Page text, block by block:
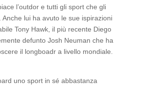
l’outdor e tutti gli sport che gli
lui ha avuto le sue ispirazioni
Tony Hawk, il più recente Diego
defunto Josh Neuman che ha
il longboadr a livello mondiale.
uno sport in sé abbastanza